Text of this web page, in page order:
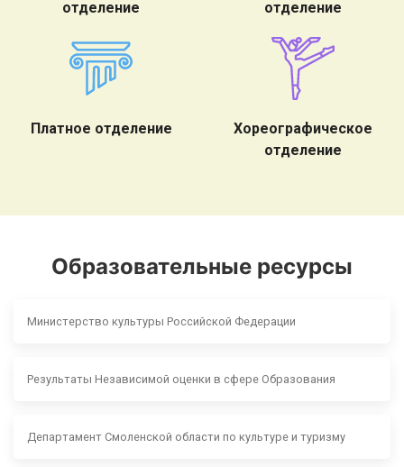
отделение
отделение
Платное отделение
Хореографическое
отделение
Образовательные ресурсы
Министерство культуры Российской Федерации
Результаты Независимой оценки в сфере Образования
Департамент Смоленской области по культуре и туризму